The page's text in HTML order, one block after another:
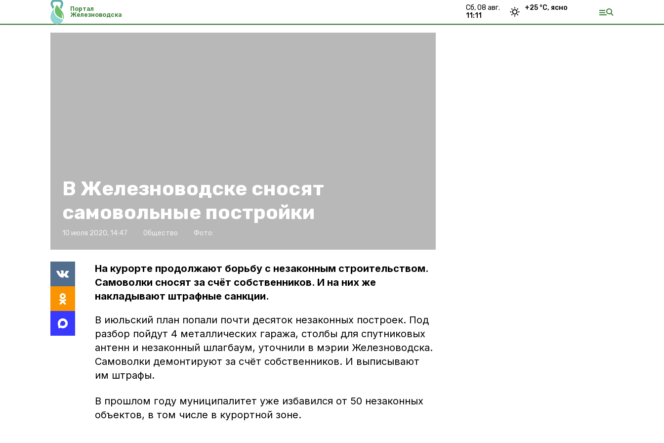
Портал
Железноводска
сб, 08 авг.
11:11
+25 °С, ясно
В Железноводске сносят
самовольные постройки
10 июля 2020, 14:47 Общество Фото:
На курорте продолжают борьбу с незаконным строительством.
Самоволки сносят за счёт собственников. И на них же
накладывают штрафные санкции.
В июльский план попали почти десяток незаконных построек. Под
разбор пойдут 4 металлических гаража, столбы для спутниковых
антенн и незаконный шлагбаум, уточнили в мэрии Железноводска.
Самоволки демонтируют за счёт собственников. И выписывают
им штрафы.
В прошлом году муниципалитет уже избавился от 50 незаконных
объектов, в том числе в курортной зоне.